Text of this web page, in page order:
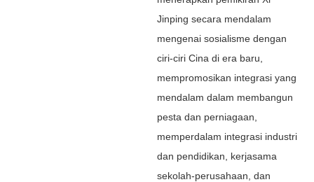
Jinping secara mendalam
mengenai sosialisme dengan
ciri-ciri Cina di era baru,
mempromosikan integrasi yang
mendalam dalam membangun
pesta dan perniagaan,
memperdalam integrasi industri
dan pendidikan, kerjasama
sekolah-perusahaan, dan